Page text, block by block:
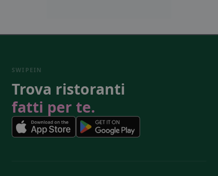
SWIPEIN
Trova ristoranti
fatti per te.